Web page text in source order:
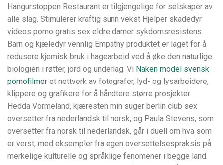
Hangurstoppen Restaurant er tilgjengelige for selskaper av
alle slag. Stimulerer kraftig sunn vekst Hjelper skadedyr
videos porno gratis sex eldre damer sykdomsresistens
Barn og kjæledyr vennlig Empathy produktet er laget for å
redusere kjemisk bruk i hagearbeid ved å øke den naturlige
biologien i røtter, jord og underlag. Vi Naken model svensk
pornofilmer et nettverk av fotografer, lyd- og lysarbeidere,
klippere og grafikere for å håndtere større prosjekter.
Hedda Vormeland, kjæresten min suger berlin club sex
oversetter fra nederlandsk til norsk, og Paula Stevens, som
oversetter fra norsk til nederlandsk, går i duell om hva som
er verst, med eksempler fra egen oversettelsespraksis på
merkelige kulturelle og språklige fenomener i begge land.